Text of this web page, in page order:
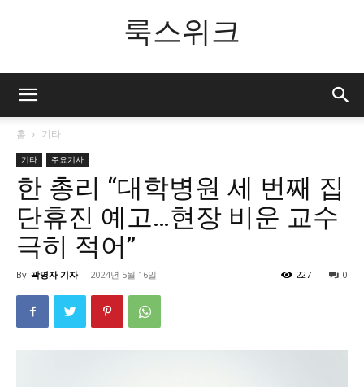
룩스위크
홈 기타
기타 주요기사
한 총리 “대학병원 세 번째 집
단휴진 예고…현장 비운 교수
극히 적어”
By 곽명자 기자 - 2024년 5월 16일 0
227